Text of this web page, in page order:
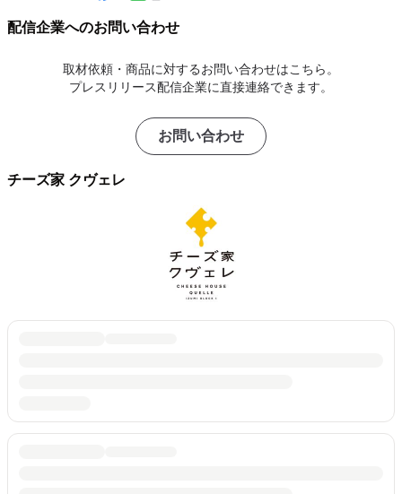
配信企業へのお問い合わせ
取材依頼・商品に対するお問い合わせはこちら。
プレスリリース配信企業に直接連絡できます。
お問い合わせ
チーズ家 クヴェレ